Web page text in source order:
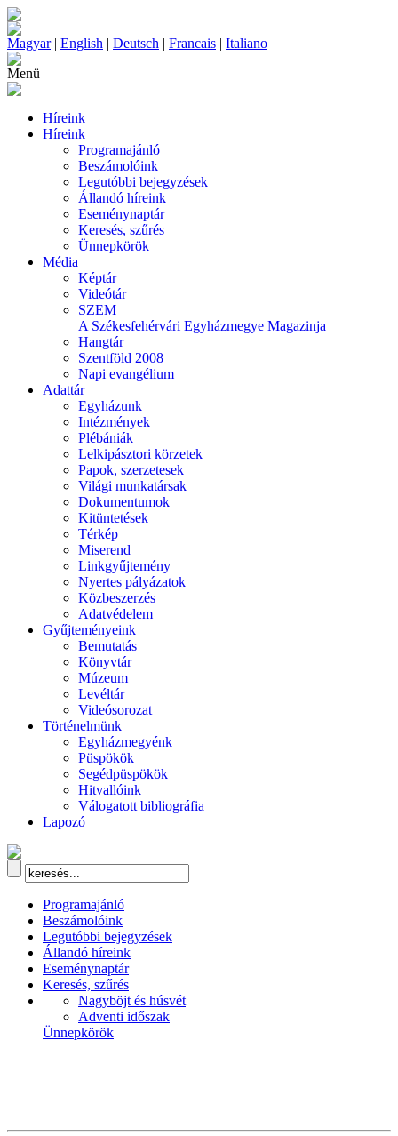
Magyar| English | Deutsch | Francais | Italiano
Menü
Híreink
Híreink
Programajánló
Beszámolóink
Legutóbbi bejegyzések
Állandó híreink
Eseménynaptár
Keresés, szűrés
Ünnepkörök
Média
Képtár
Videótár
SZEM
A Székesfehérvári Egyházmegye Magazinja
Hangtár
Szentföld 2008
Napi evangélium
Adattár
Egyházunk
Intézmények
Plébániák
Lelkipásztori körzetek
Papok, szerzetesek
Világi munkatársak
Dokumentumok
Kitüntetések
Térkép
Miserend
Linkgyűjtemény
Nyertes pályázatok
Közbeszerzés
Adatvédelem
Gyűjteményeink
Bemutatás
Könyvtár
Múzeum
Levéltár
Videósorozat
Történelmünk
Egyházmegyénk
Püspökök
Segédpüspökök
Hitvallóink
Válogatott bibliográfia
Lapozó
Programajánló
Beszámolóink
Legutóbbi bejegyzések
Állandó híreink
Eseménynaptár
Keresés, szűrés
Nagyböjt és húsvét
Adventi időszak
Ünnepkörök